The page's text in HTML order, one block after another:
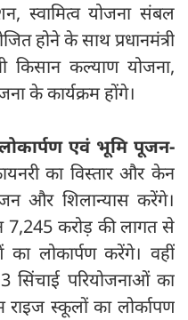
स्वामित्व योजना संबल
होने के साथ प्रधानमंत्री
किसान कल्याण योजना,
के कार्यक्रम होंगे।
एवं भूमि पूजन-
का विस्तार और केन
और शिलान्यास करेंगे।
7,245 करोड़ की लागत से
का लोकार्पण करेंगे। वहीं
सिंचाई परियोजनाओं का
स्कूलों का लोर्कापण